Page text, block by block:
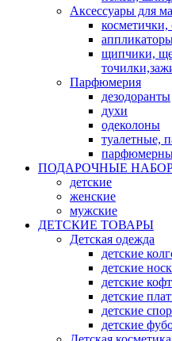
Аксессуары для
щипчики,
Парфюмерия
дезодоранты
духи
одеколоны
туалетные,
ПОДАРОЧНЫЕ
детские
женские
мужские
ДЕТСКИЕ ТОВАРЫ
Детская одежда
детские
детские
детские
детские
детские
детские